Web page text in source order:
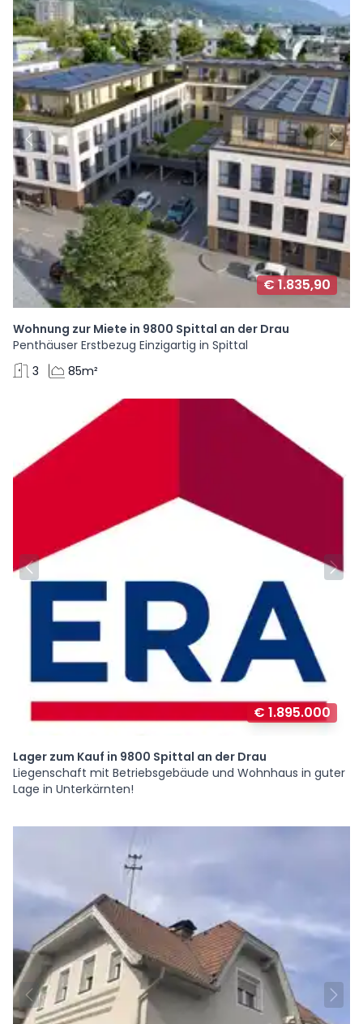
€ 1.835,90
Wohnung zur Miete in 9800 Spittal an der Drau
Penthäuser Erstbezug Einzigartig in Spittal
3
85m²
€ 1.895.000
Lager zum Kauf in 9800 Spittal an der Drau
Liegenschaft mit Betriebsgebäude und Wohnhaus in guter
Lage in Unterkärnten!